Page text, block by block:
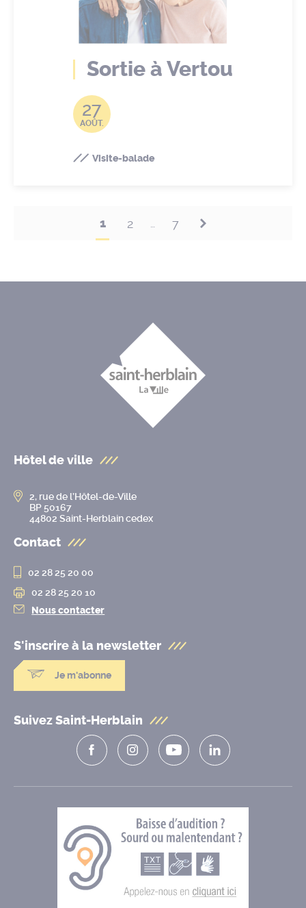
Sortie à Vertou
27
AOÛT.
Visite-balade
1 2 … 7
Hôtel de ville
2, rue de l’Hôtel-de-Ville
BP 50167
44802 Saint-Herblain cedex
Contact
02 28 25 20 00
02 28 25 20 10
Nous contacter
S'inscrire à la newsletter
Je m'abonne
Suivez Saint-Herblain